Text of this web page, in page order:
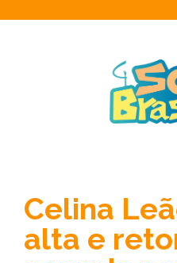
Celina
alta e